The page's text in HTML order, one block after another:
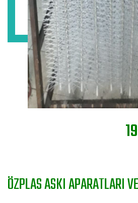
ÖZPLAS ASKI APARATLARI